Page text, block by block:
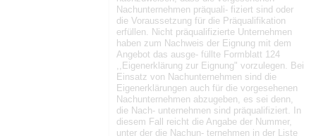
Nachunternehmen präquali- fiziert sind oder
die Voraussetzung für die Präqualifikation
erfüllen. Nicht präqualifizierte Unternehmen
haben zum Nachweis der Eignung mit dem
Angebot das ausge- füllte Formblatt 124
,,Eigenerklärung zur Eignung" vorzulegen. Bei
Einsatz von Nachunternehmen sind die
Eigenerklärungen auch für die vorgesehenen
Nachunternehmen abzugeben, es sei denn,
die Nach- unternehmen sind präqualifiziert. In
diesem Fall reicht die Angabe der Nummer,
unter der die Nachun- ternehmen in der Liste